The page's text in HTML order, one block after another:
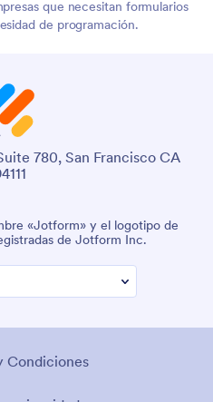
que necesitan formularios
de programación.
780, San Francisco CA
«Jotform» y el logotipo de
de Jotform Inc.
Condiciones